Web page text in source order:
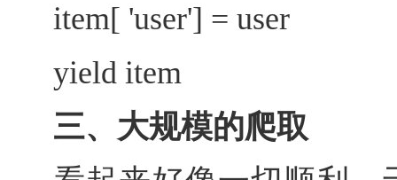
item[ 'user'] = user
yield item
三、大规模的爬取